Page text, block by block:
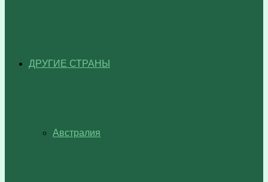
ДРУГИЕ СТРАНЫ
Австралия